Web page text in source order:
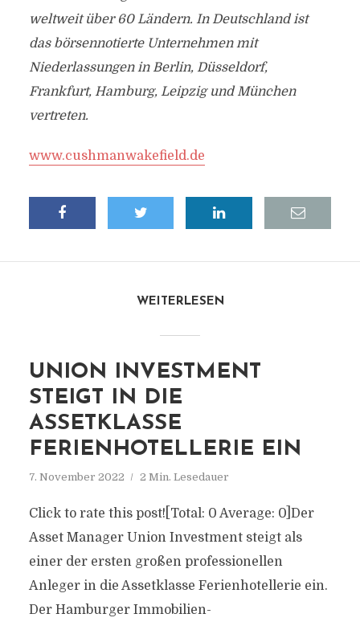
weltweit über 60 Ländern. In Deutschland ist
das börsennotierte Unternehmen mit
Niederlassungen in Berlin, Düsseldorf,
Frankfurt, Hamburg, Leipzig und München
vertreten.
www.cushmanwakefield.de
WEITERLESEN
UNION INVESTMENT
STEIGT IN DIE
ASSETKLASSE
FERIENHOTELLERIE EIN
7. November 2022 2 Min. Lesedauer
Click to rate this post![Total: 0 Average: 0]Der
Asset Manager Union Investment steigt als
einer der ersten großen professionellen
Anleger in die Assetklasse Ferienhotellerie ein.
Der Hamburger Immobilien-